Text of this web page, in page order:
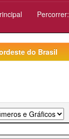
Percorrer:
do Brasil